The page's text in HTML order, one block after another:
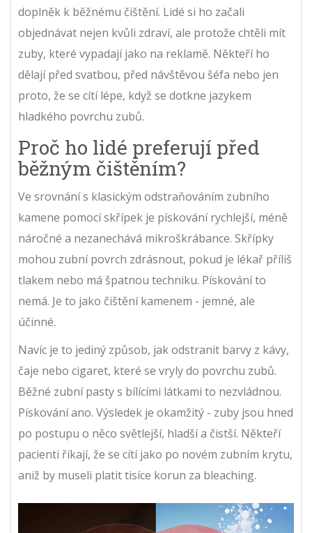
doplněk k běžnému čištění. Lidé si ho začali
objednávat nejen kvůli zdraví, ale protože chtěli mít
zuby, které vypadají jako na reklamě. Někteří ho
dělají před svatbou, před návštěvou šéfa nebo jen
proto, že se cítí lépe, když se dotkne jazykem
hladkého povrchu zubů.
Proč ho lidé preferují před
běžným čištěním?
Ve srovnání s klasickým odstraňováním zubního
kamene pomocí skřípek je pískování rychlejší, méně
náročné a nezanechává mikroškrábance. Skřípky
mohou zubní povrch zdrásnout, pokud je lékař příliš
tlakem nebo má špatnou techniku. Pískování to
nemá. Je to jako čištění kamenem - jemné, ale
účinné.
Navíc je to jediný způsob, jak odstranit barvy z kávy,
čaje nebo cigaret, které se vryly do povrchu zubů.
Běžné zubní pasty s bílícími látkami to nezvládnou.
Pískování ano. Výsledek je okamžitý - zuby jsou hned
po postupu o něco světlejší, hladší a čistší. Někteří
pacienti říkají, že se cítí jako po novém zubním krytu,
aniž by museli platit tisíce korun za bleaching.